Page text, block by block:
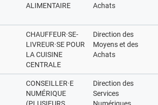
ALIMENTAIRE
Achats
CHAUFFEUR·SE-
LIVREUR·SE POUR
LA CUISINE
CENTRALE
Direction des
Moyens et des
Achats
CONSEILLER·E
NUMÉRIQUE
Direction des
Services